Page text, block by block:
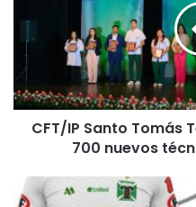
a
n
m
CFT/IP Santo Tomás
700 nuevos